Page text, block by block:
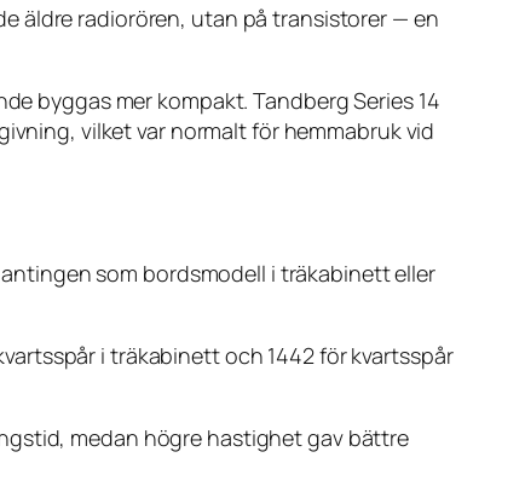
äldre radiorören, utan på transistorer — en
byggas mer kompakt. Tandberg Series 14
vilket var normalt för hemmabruk vid
som bordsmodell i träkabinett eller
i träkabinett och 1442 för kvartsspår
medan högre hastighet gav bättre